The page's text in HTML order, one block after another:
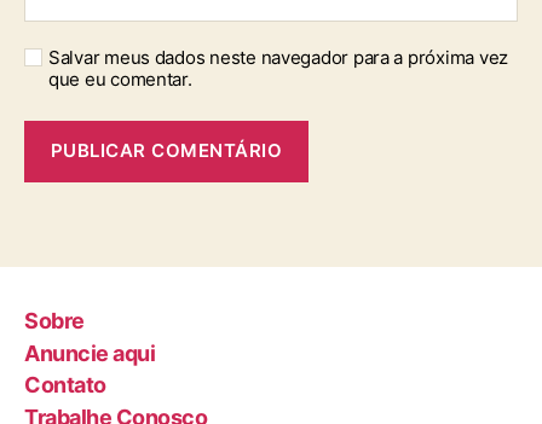
Salvar meus dados neste navegador para a próxima vez
que eu comentar.
Sobre
Anuncie aqui
Contato
Trabalhe Conosco